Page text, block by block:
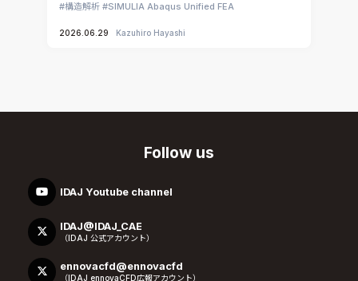
構造解析 SIMULIA Abaqus Unified FEA
2026.06.29 Kazuhiro Hayashi
Follow us
IDAJ Youtube channel
IDAJ@IDAJ_CAE
（IDAJ 公式アカウント）
ennovacfd@ennovacfd
（IDAJ ennovaCFD広報アカウント）